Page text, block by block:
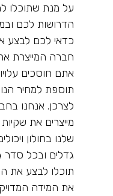
על מנת שתוכלו
הדרושות לכם
כדאי לכם לבצע
חברה המייצרת
אתם חוסכים
תוספת למחיר
לצרכן. אנחנו
מייצרים את
שלנו בחולון
גדלים ובכל
תוכלו לבצע את
את המידה